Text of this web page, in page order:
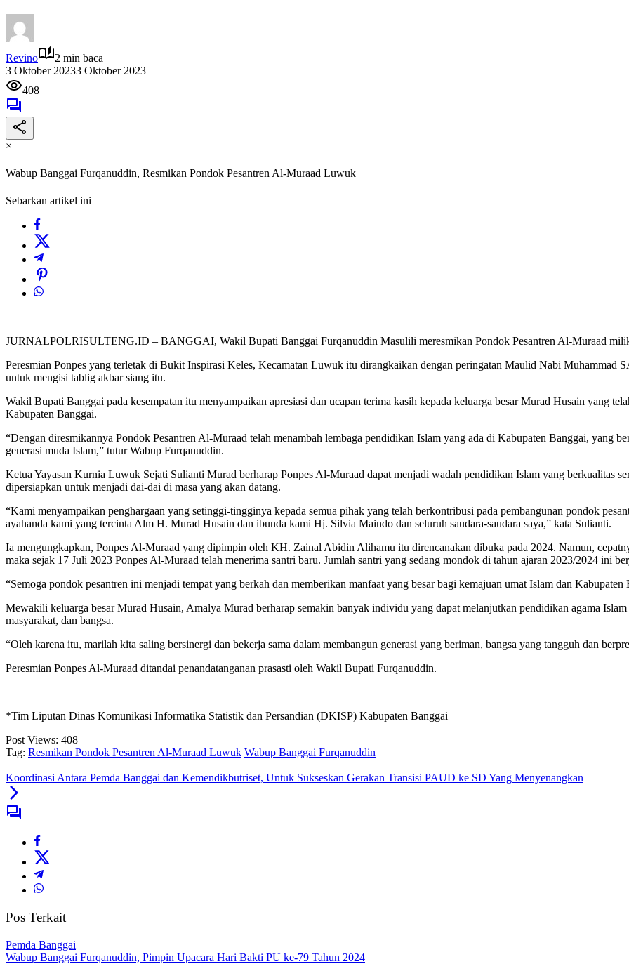
Revino
2 min baca
3 Oktober 20233 Oktober 2023
408
×
Wabup Banggai Furqanuddin, Resmikan Pondok Pesantren Al-Muraad Luwuk
Sebarkan artikel ini
JURNALPOLRISULTENG.ID – BANGGAI, Wakil Bupati Banggai Furqanuddin Masulili meresmikan Pondok Pesantren Al-Muraad
Peresmian Ponpes yang terletak di Bukit Inspirasi Keles, Kecamatan Luwuk itu dirangkaikan dengan peringatan Maulid Nabi Muhammad
untuk mengisi tablig akbar siang itu.
Wakil Bupati Banggai pada kesempatan itu menyampaikan apresiasi dan ucapan terima kasih kepada keluarga besar Murad Husain yang
Kabupaten Banggai.
“Dengan diresmikannya Pondok Pesantren Al-Muraad telah menambah lembaga pendidikan Islam yang ada di Kabupaten Banggai, yang
generasi muda Islam,” tutur Wabup Furqanuddin.
Ketua Yayasan Kurnia Luwuk Sejati Sulianti Murad berharap Ponpes Al-Muraad dapat menjadi wadah pendidikan Islam yang berkualitas
dipersiapkan untuk menjadi dai-dai di masa yang akan datang.
“Kami menyampaikan penghargaan yang setinggi-tingginya kepada semua pihak yang telah berkontribusi pada pembangunan pondok
ayahanda kami yang tercinta Alm H. Murad Husain dan ibunda kami Hj. Silvia Maindo dan seluruh saudara-saudara saya,” kata Sulianti.
Ia mengungkapkan, Ponpes Al-Muraad yang dipimpin oleh KH. Zainal Abidin Alihamu itu direncanakan dibuka pada 2024. Namun,
maka sejak 17 Juli 2023 Ponpes Al-Muraad telah menerima santri baru. Jumlah santri yang sedang mondok di tahun ajaran 2023/2024 ini
“Semoga pondok pesantren ini menjadi tempat yang berkah dan memberikan manfaat yang besar bagi kemajuan umat Islam dan Kabupaten
Mewakili keluarga besar Murad Husain, Amalya Murad berharap semakin banyak individu yang dapat melanjutkan pendidikan agama
masyarakat, dan bangsa.
“Oleh karena itu, marilah kita saling bersinergi dan bekerja sama dalam membangun generasi yang beriman, bangsa yang tangguh dan
Peresmian Ponpes Al-Muraad ditandai penandatanganan prasasti oleh Wakil Bupati Furqanuddin.
*Tim Liputan Dinas Komunikasi Informatika Statistik dan Persandian (DKISP) Kabupaten Banggai
Post Views: 408
Tag: Resmikan Pondok Pesantren Al-Muraad Luwuk Wabup Banggai Furqanuddin
Koordinasi Antara Pemda Banggai dan Kemendikbutriset, Untuk Sukseskan Gerakan Transisi PAUD ke SD Yang Menyenangkan
Pos Terkait
Pemda Banggai
Wabup Banggai Furqanuddin, Pimpin Upacara Hari Bakti PU ke-79 Tahun 2024